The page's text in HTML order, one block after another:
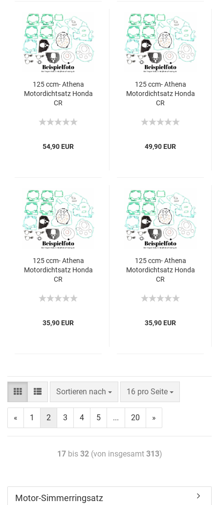
125 ccm- Athena
Motordichtsatz Honda
CR
54,90 EUR
125 ccm- Athena
Motordichtsatz Honda
CR
49,90 EUR
125 ccm- Athena
Motordichtsatz Honda
CR
35,90 EUR
125 ccm- Athena
Motordichtsatz Honda
CR
35,90 EUR
Sortieren nach 16 pro Seite
« 1 2 3 4 5 ... 20 »
17bis 32(von insgesamt 313)
Motor-Simmerringsatz